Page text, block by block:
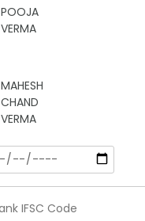
POOJA
VERMA
MAHESH
CHAND
VERMA